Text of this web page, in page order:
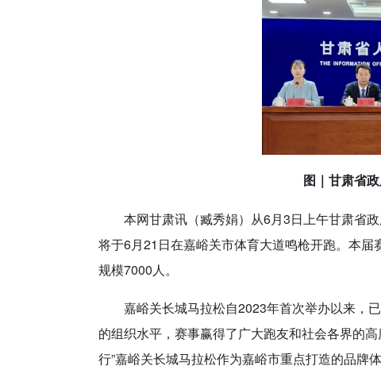
图｜甘肃省
本网甘肃讯（臧秀娟） 从6月3日上午甘肃省
将于6月21日在嘉峪关市体育大道鸣枪开跑。本届
规模7000人。
嘉峪关长城马拉松自2023年首次举办以来，
的组织水平，赛事赢得了广大跑友和社会各界的
行”嘉峪关长城马拉松作为嘉峪市重点打造的品牌